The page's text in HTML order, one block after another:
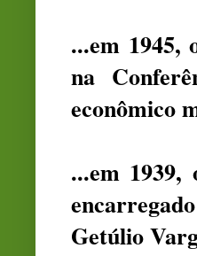
...em
na
econômico
...em
Getúlio